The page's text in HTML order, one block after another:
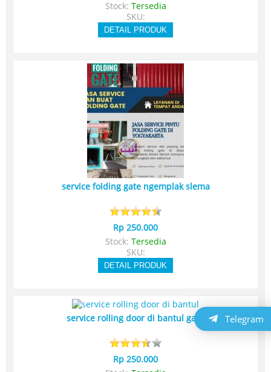
Stock: Tersedia
SKU:
DETAIL PRODUK
service folding gate ngemplak slema
Rp 250.000
Stock: Tersedia
SKU:
DETAIL PRODUK
service rolling door di bantul gara
Rp 250.000
Telegram